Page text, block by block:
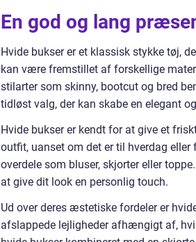
En god og lang
Hvide bukser er et klassisk stykke tøj,
kan være fremstillet af forskellige
stilarter som skinny, bootcut og bred
tidløst valg, der kan skabe en elegant
Hvide bukser er kendt for at give et
outfit, uanset om det er til hverdag
overdele som bluser, skjorter eller
at give dit look en personlig touch.
Ud over deres æstetiske fordeler er
afslappede lejligheder afhængigt af,